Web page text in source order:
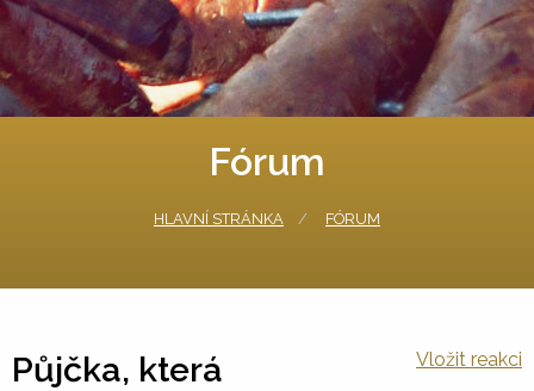
Fórum
HLAVNÍ STRÁNKA FÓRUM
Půjčka, která
Vložit reakci